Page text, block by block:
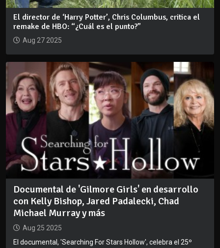
El director de ‘Harry Potter’, Chris Columbus, critica el
remake de HBO: “¿Cuál es el punto?”
Aug 27 2025
Documental de 'Gilmore Girls' en desarrollo
con Kelly Bishop, Jared Padalecki, Chad
Michael Murray y más
Aug 25 2025
El documental, 'Searching For Stars Hollow', celebra el 25º